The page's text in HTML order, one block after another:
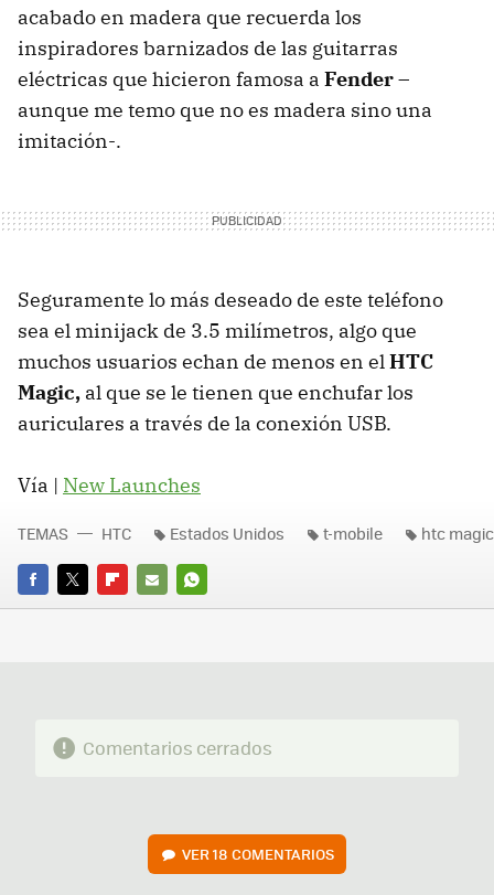
acabado en madera que recuerda los
inspiradores barnizados de las guitarras
eléctricas que hicieron famosa a Fender–
aunque me temo que no es madera sino una
imitación-.
Seguramente lo más deseado de este teléfono
sea el minijack de 3.5 milímetros, algo que
muchos usuarios echan de menos en elHTC
Magic, al que se le tienen que enchufar los
auriculares a través de la conexión USB.
Vía | New Launches
FACEBOOK
TWITTERFLIPBOARD
E-
WHATSAPP
TEMAS HTC Estados Unidos t-mobile htc magic
Comentarios cerrados
VER18 COMENTARIOS